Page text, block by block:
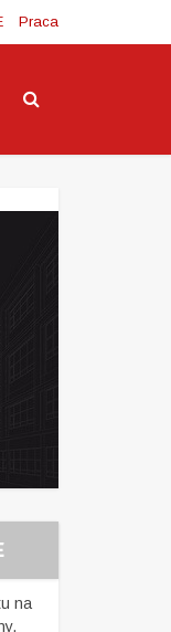
Praca
na